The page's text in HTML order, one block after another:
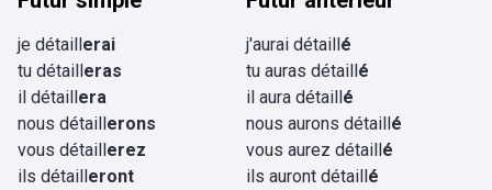
je détaillerai
tu détailleras
il détaillera
nous détaillerons
vous détaillerez
ils détailleront
j'aurai détaillé
tu auras détaillé
il aura détaillé
nous aurons détaillé
vous aurez détaillé
ils auront détaillé